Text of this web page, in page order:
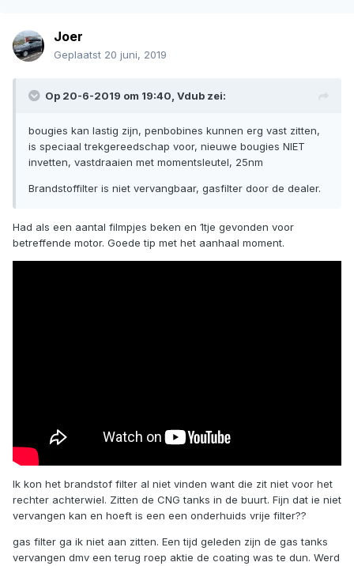
Joer
Geplaatst 20 juni, 2019
Op 20-6-2019 om 19:40, Vdub zei:
bougies kan lastig zijn, penbobines kunnen erg vast zitten,
is speciaal trekgereedschap voor, nieuwe bougies NIET
invetten, vastdraaien met momentsleutel, 25nm
Brandstoffilter is niet vervangbaar, gasfilter door de dealer.
Had als een aantal filmpjes beken en 1tje gevonden voor
betreffende motor. Goede tip met het aanhaal moment.
Ik kon het brandstof filter al niet vinden want die zit niet voor het
rechter achterwiel. Zitten de CNG tanks in de buurt. Fijn dat ie niet
vervangen kan en hoeft is een een onderhuids vrije filter??
gas filter ga ik niet aan zitten. Een tijd geleden zijn de gas tanks
vervangen dmv een terug roep aktie de coating was te dun. Werd